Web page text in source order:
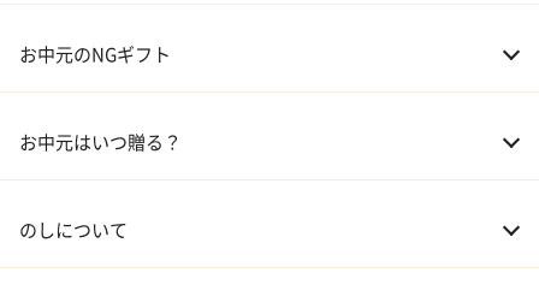
02 兄弟、姉妹 3,000～5,000円
04 会社の上司 5,000円程度
お中元のNGギフト
お中元はいつ贈る？
のしについて